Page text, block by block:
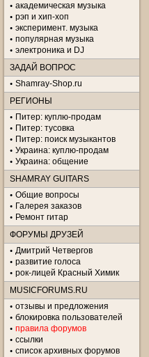
академическая музыка
рэп и хип-хоп
эксперимент. музыка
популярная музыка
электроника и DJ
ЗАДАЙ ВОПРОС
Shamray-Shop.ru
РЕГИОНЫ
Питер: куплю-продам
Питер: тусовка
Питер: поиск музыкантов
Украина: куплю-продам
Украина: общение
SHAMRAY GUITARS
Общие вопросы
Галерея заказов
Ремонт гитар
ФОРУМЫ ДРУЗЕЙ
Дмитрий Четвергов
развитие голоса
рок-лицей Красный Химик
MUSICFORUMS.RU
отзывы и предложения
блокировка пользователей
правила форумов
ссылки
список архивных форумов